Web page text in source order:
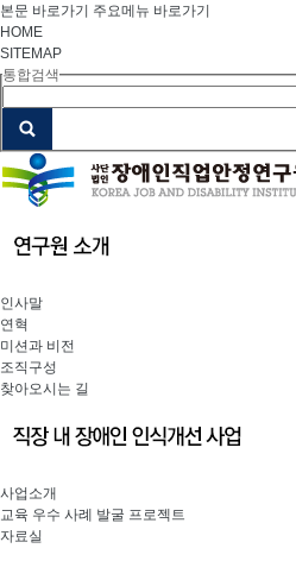
본문 바로가기
주요메뉴 바로가기
HOME
SITEMAP
통합검색
인사말
연혁
미션과 비전
조직구성
찾아오시는 길
사업소개
교육 우수 사례 발굴 프로젝트
자료실